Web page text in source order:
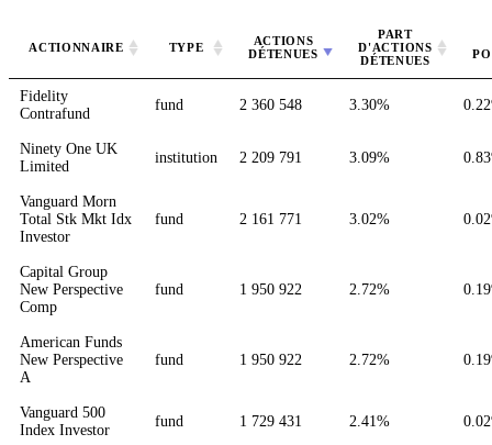
ACTIONNAIRE TYPE
ACTIONS
DÉTENUES
PART
D'ACTIONS
DÉTENUES
Fidelity
Contrafund
fund 2 360 548 3.30%
Ninety One UK
Limited
institution 2 209 791 3.09%
Vanguard Morn
Total Stk Mkt Idx
Investor
fund 2 161 771 3.02%
Capital Group
New Perspective
Comp
fund 1 950 922 2.72%
American Funds
New Perspective
A
fund 1 950 922 2.72%
Vanguard 500
Index Investor
fund 1 729 431 2.41%